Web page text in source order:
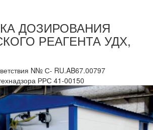
ДОЗИРОВАНИЯ
РЕАГЕНТА УДХ,
N№ С- RU.AB67.00797
РРС 41-00150